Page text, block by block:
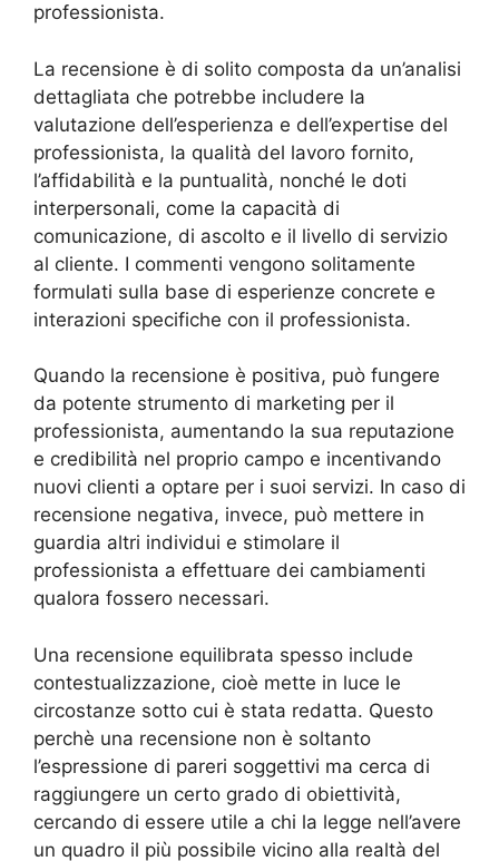
professionista.
La recensione è di solito composta da un’analisi
dettagliata che potrebbe includere la
valutazione dell’esperienza e dell’expertise del
professionista, la qualità del lavoro fornito,
l’affidabilità e la puntualità, nonché le doti
interpersonali, come la capacità di
comunicazione, di ascolto e il livello di servizio
al cliente. I commenti vengono solitamente
formulati sulla base di esperienze concrete e
interazioni specifiche con il professionista.
Quando la recensione è positiva, può fungere
da potente strumento di marketing per il
professionista, aumentando la sua reputazione
e credibilità nel proprio campo e incentivando
nuovi clienti a optare per i suoi servizi. In caso di
recensione negativa, invece, può mettere in
guardia altri individui e stimolare il
professionista a effettuare dei cambiamenti
qualora fossero necessari.
Una recensione equilibrata spesso include
contestualizzazione, cioè mette in luce le
circostanze sotto cui è stata redatta. Questo
perchè una recensione non è soltanto
l’espressione di pareri soggettivi ma cerca di
raggiungere un certo grado di obiettività,
cercando di essere utile a chi la legge nell’avere
un quadro il più possibile vicino alla realtà del